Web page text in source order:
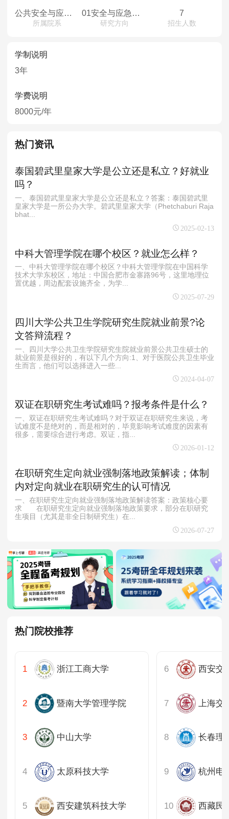
公共安全与应急管理学院
所属院系
01安全与应急管理
研究方向
7
招生人数
学制说明
3年
学费说明
8000元/年
热门资讯
泰国碧武里皇家大学是公立还是私立？好就业
吗？
一、泰国碧武里皇家大学是公立还是私立？‌答案：泰国碧武里
皇家大学是一所公办大学‌。碧武里皇家大学（Phetchaburi Raja
bhat...
2025-02-13
中科大管理学院在哪个校区？就业怎么样？
一、中科大管理学院在哪个校区？中科大管理学院在中国科学
技术大学东校区，地址：中国合肥市金寨路96号，这里地理位
置优越，周边配套设施齐全，为学...
2025-07-29
四川大学公共卫生学院研究生院就业前景?论
文答辩流程？
一、四川大学公共卫生学院研究生院就业前景公共卫生硕士的
就业前景是很好的，有以下几个方向:1、对于医院公共卫生毕业
生而言，他们可以选择进入一些...
2024-04-07
双证在职研究生考试难吗？报考条件是什么？
一、双证在职研究生考试难吗？对于双证在职研究生来说，考
试难度不是绝对的，而是相对的，毕竟影响考试难度的因素有
很多，需要综合进行考虑。双证，指...
2026-01-12
在职研究生定向就业强制落地政策解读；体制
内对定向就业在职研究生的认可情况
一、在职研究生定向就业强制落地政策解读答案：政策核心要
求 在职研究生定向就业强制落地政策要求，部分在职研究
生项目（尤其是非全日制研究生）在...
2026-07-27
热门院校推荐
浙江工商大学
暨南大学管理学院
中山大学
太原科技大学
西安建筑科技大学
长春理
杭州电
西藏民